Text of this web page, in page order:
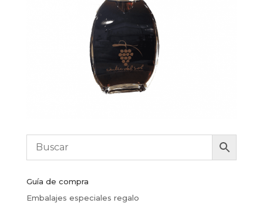
Guía de compra
Embalajes especiales regalo